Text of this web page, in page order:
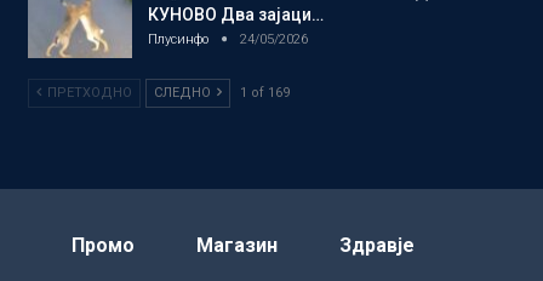
КУНОВО Два зајаци…
Плусинфо 24/05/2026
ПРЕТХОДНО СЛЕДНО 1 of 169
Промо Магазин Здравје